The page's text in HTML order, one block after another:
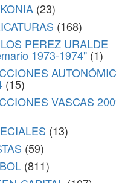
(23)
(168)
PEREZ URALDE
1973-1974" (1)
(15)
VASCAS
(13)
(59)
(811)